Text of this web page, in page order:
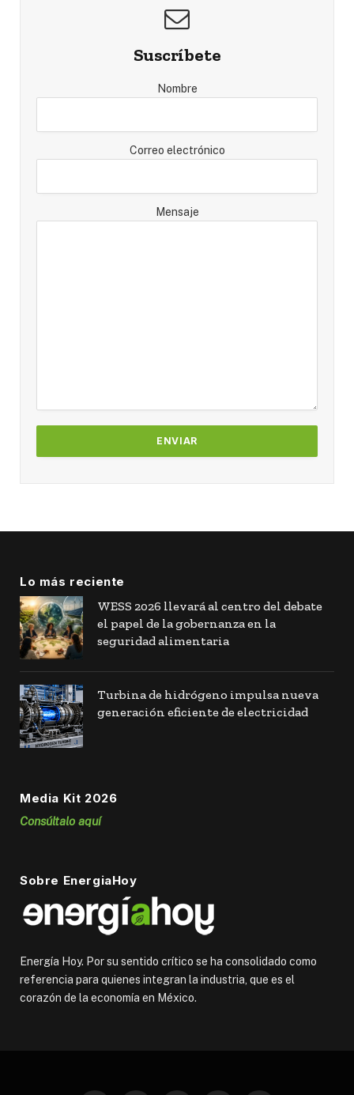
Suscríbete
Nombre
Correo electrónico
Mensaje
Lo más reciente
WESS 2026 llevará al centro del debate
el papel de la gobernanza en la
seguridad alimentaria
Turbina de hidrógeno impulsa nueva
generación eficiente de electricidad
Media Kit 2026
Consúltalo aquí
Sobre EnergiaHoy
Energía Hoy. Por su sentido crítico se ha consolidado como
referencia para quienes integran la industria, que es el
corazón de la economía en México.